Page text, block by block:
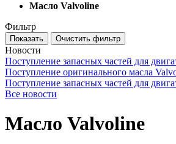
Масло Valvoline
Фильтр
Новости
Поступление запасных частей для
Поступление оригинального масла
Поступление запасных частей для
Все новости
Масло Valvoline